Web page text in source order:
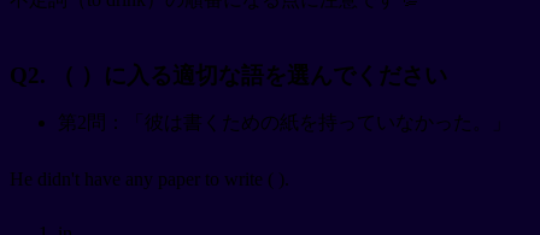
Q2. （ ）に入る適切な語を選んでください
第2問：「彼は書くための紙を持っていなかった。」
He didn't have any paper to write ( ).